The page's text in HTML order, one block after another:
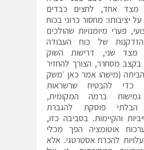
מצד אחד, לחצים כבדים
יציבותו: מחסור כרוני בכוח
פערי מיומנויות שהולכים
של כוח העבודה
מצד שני, דרישות השוק
מסחרר, הצורך להחזיר
(מישהו אמר כאן ׳משק
כדי להבטיח שרשראות
ברמה המקומית,
הבלתי פוסקת להגברת
והקיימות. בסביבה כזו,
אוטומציה הפך מכלי
להכרח אסטרטגי. אלא